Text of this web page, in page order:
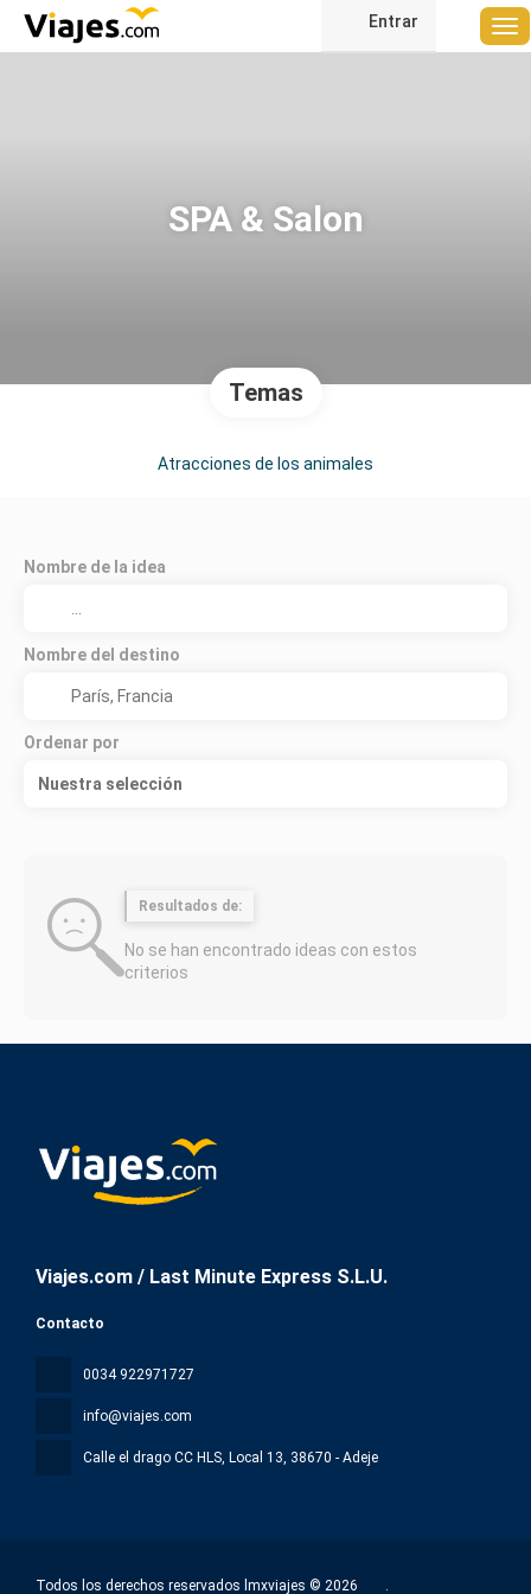
Entrar
SPA & Salon
Temas
Atracciones de los animales
Nombre de la idea
Nombre del destino
Ordenar por
Nuestra selección
Resultados de:
No se han encontrado ideas con estos
criterios
Viajes.com / Last Minute Express S.L.U.
Contacto
0034 922971727
info@viajes.com
Calle el drago CC HLS, Local 13, 38670 - Adeje
Todos los derechos reservados lmxviajes © 2026 .